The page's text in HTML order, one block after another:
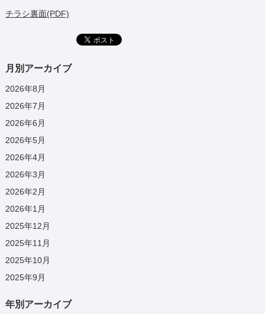
チラシ裏面(PDF)
月別アーカイブ
2026年8月
2026年7月
2026年6月
2026年5月
2026年4月
2026年3月
2026年2月
2026年1月
2025年12月
2025年11月
2025年10月
2025年9月
年別アーカイブ